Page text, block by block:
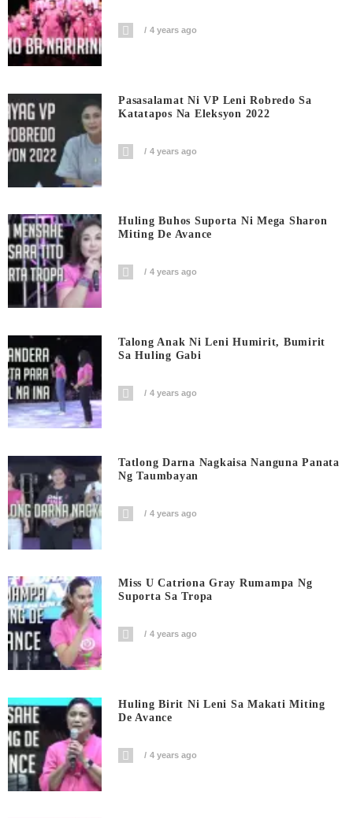
4 years ago
Pasasalamat Ni VP Leni Robredo Sa
Katatapos Na Eleksyon 2022
4 years ago
Huling Buhos Suporta Ni Mega Sharon
Miting De Avance
4 years ago
Talong Anak Ni Leni Humirit, Bumirit
Sa Huling Gabi
4 years ago
Tatlong Darna Nagkaisa Nanguna Panata
Ng Taumbayan
4 years ago
Miss U Catriona Gray Rumampa Ng
Suporta Sa Tropa
4 years ago
Huling Birit Ni Leni Sa Makati Miting
De Avance
4 years ago